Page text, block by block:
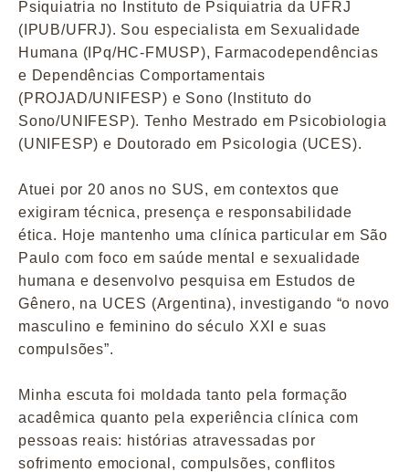
Psiquiatria no Instituto de Psiquiatria da UFRJ
(IPUB/UFRJ). Sou especialista em Sexualidade
Humana (IPq/HC-FMUSP), Farmacodependências
e Dependências Comportamentais
(PROJAD/UNIFESP) e Sono (Instituto do
Sono/UNIFESP). Tenho Mestrado em Psicobiologia
(UNIFESP) e Doutorado em Psicologia (UCES).
Atuei por 20 anos no SUS, em contextos que
exigiram técnica, presença e responsabilidade
ética. Hoje mantenho uma clínica particular em São
Paulo com foco em saúde mental e sexualidade
humana e desenvolvo pesquisa em Estudos de
Gênero, na UCES (Argentina), investigando “o novo
masculino e feminino do século XXI e suas
compulsões”.
Minha escuta foi moldada tanto pela formação
acadêmica quanto pela experiência clínica com
pessoas reais: histórias atravessadas por
sofrimento emocional, compulsões, conflitos